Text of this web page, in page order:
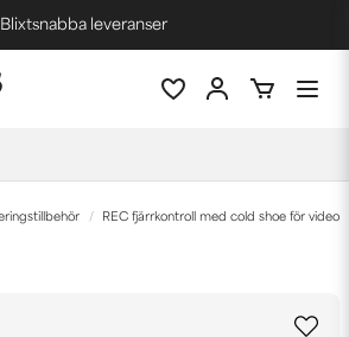
Blixtsnabba leveranser
vid köp över 1000 kr *
REC fjärrkontroll med cold shoe för video